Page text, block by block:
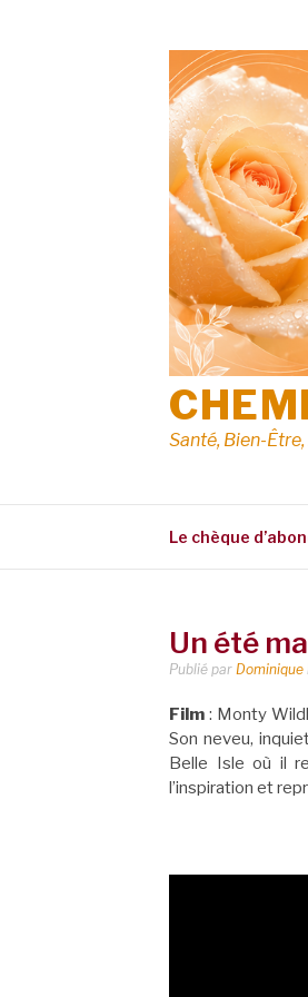
Santé, Bien-
Le chèque
Un été
Publié par Dominique
Film : Monty
Son neveu,
Belle Isle où il
l’inspiration et